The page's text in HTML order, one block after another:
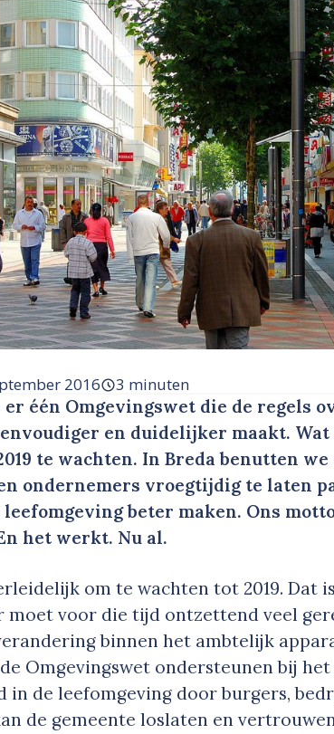
2016 3 minuten
er één Omgevingswet die de regels
en duidelijker maakt.
te wachten. In Breda benutten
ondernemers vroegtijdig te laten
beter maken. Ons motto
het werkt. Nu al.
om te wachten tot 2019. Dat
moet voor die tijd ontzettend veel
binnen het ambtelijk
Omgevingswet ondersteunen bij
de leefomgeving door burgers,
de gemeente loslaten en